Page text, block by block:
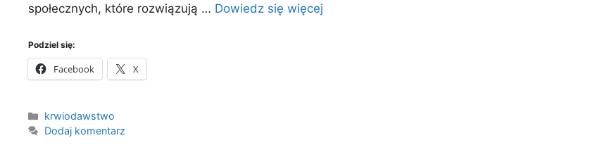
społecznych, które rozwiązują … Dowiedz się więcej
Podziel się:
Facebook X
Kategorie
krwiodawstwo
Dodaj komentarz